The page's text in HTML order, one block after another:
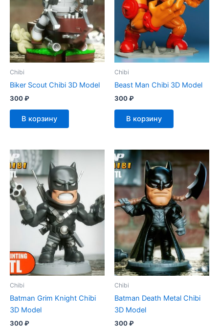
Chibi
Biker Scout Chibi 3D Model
300₽
В корзину
Chibi
Beast Man Chibi 3D Model
300₽
В корзину
Chibi
Batman Grim Knight Chibi
3D Model
300₽
Chibi
Batman Death Metal Chibi
3D Model
300₽